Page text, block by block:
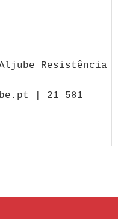
Resistência
| 21 581